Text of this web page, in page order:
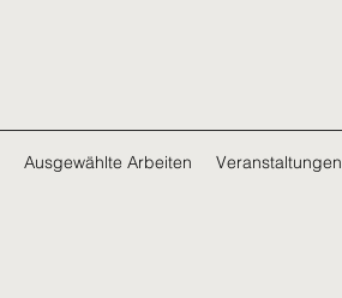
Ausgewählte Arbeiten Veranstaltungen